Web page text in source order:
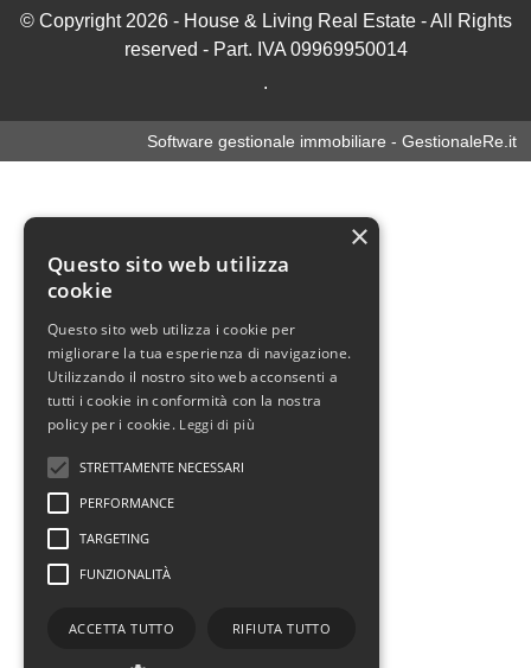
© Copyright 2026 - House & Living Real Estate - All Rights
reserved - Part. IVA 09969950014
.
Software gestionale immobiliare - GestionaleRe.it
×
Questo sito web utilizza
cookie
Questo sito web utilizza i cookie per
migliorare la tua esperienza di navigazione.
Utilizzando il nostro sito web acconsenti a
tutti i cookie in conformità con la nostra
policy per i cookie. Leggi di più
STRETTAMENTE NECESSARI
PERFORMANCE
TARGETING
FUNZIONALITÀ
ACCETTA TUTTO RIFIUTA TUTTO